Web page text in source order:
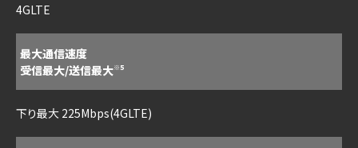
4GLTE
最大通信速度
受信最大/送信最大※5
下り最大 225Mbps(4GLTE)